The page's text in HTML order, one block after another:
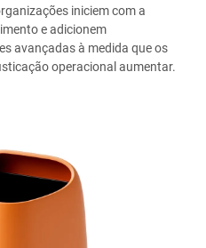
iniciem com a
e adicionem
avançadas à medida que os
operacional aumentar.